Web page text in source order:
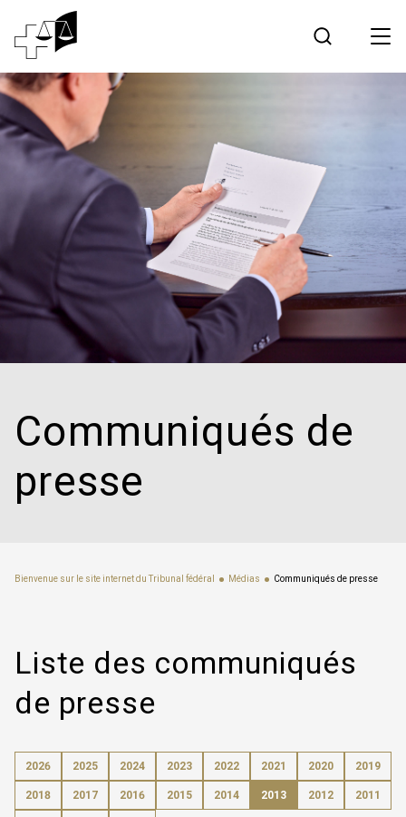
Contact
Jurisprudence
Tribunal fédéral
Travailler au Tribunal fédéral
Médias
Communiqués de
presse
Bienvenue sur le site internet du Tribunal fédéral Médias Communiqués de presse
Liste des communiqués
de presse
2026 2025 2024 2023 2022 2021 2020 2019
2018 2017 2016 2015 2014 2013 2012 2011